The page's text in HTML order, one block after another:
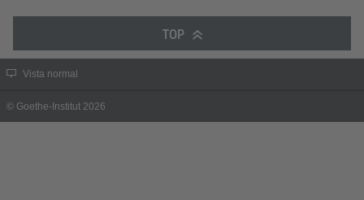
TOP
Vista normal
© Goethe-Institut 2026